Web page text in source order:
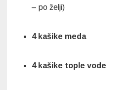
– po želji)
4 kašike meda
4 kašike tople vode